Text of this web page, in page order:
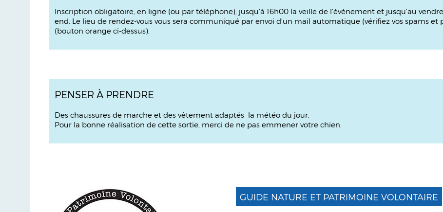
Inscription obligatoire, en ligne (ou par téléphone), jusqu'à 16h00 la veille de l'événement et jusqu'au
end. Le lieu de rendez-vous vous sera communiqué par envoi d'un mail automatique (vérifiez vos spams
(bouton orange ci-dessus).
PENSER À PRENDRE
Des chaussures de marche et des vêtement adaptés la météo du jour.
Pour la bonne réalisation de cette sortie, merci de ne pas emmener votre chien.
GUIDE NATURE ET PATRIMOINE VOLONTAIRE